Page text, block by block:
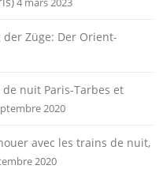
der Züge: Der Orient-
nuit Paris-Tarbes et
2020
avec les trains de nuit,
2020